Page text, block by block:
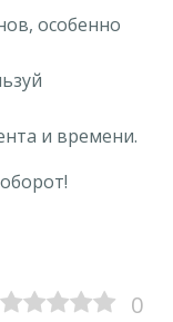
особенно
и времени.
0